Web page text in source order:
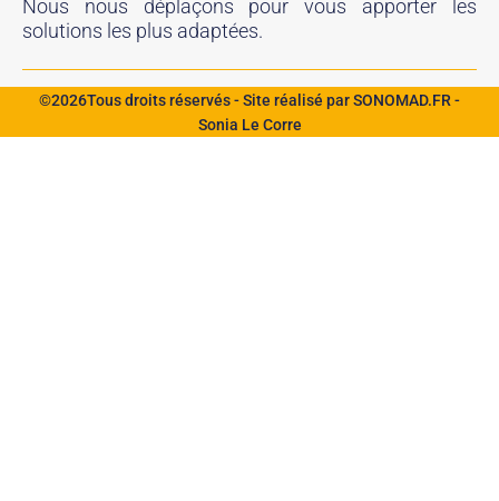
Nous nous déplaçons pour vous apporter les
solutions les plus adaptées.
©2026Tous droits réservés - Site réalisé par SONOMAD.FR -
Sonia Le Corre